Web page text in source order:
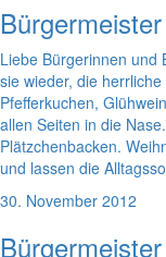
Liebe Bürgerinnen und
sie wieder, die
Pfefferkuchen,
allen Seiten in die
Plätzchenbacken.
und lassen die
30. November 2012